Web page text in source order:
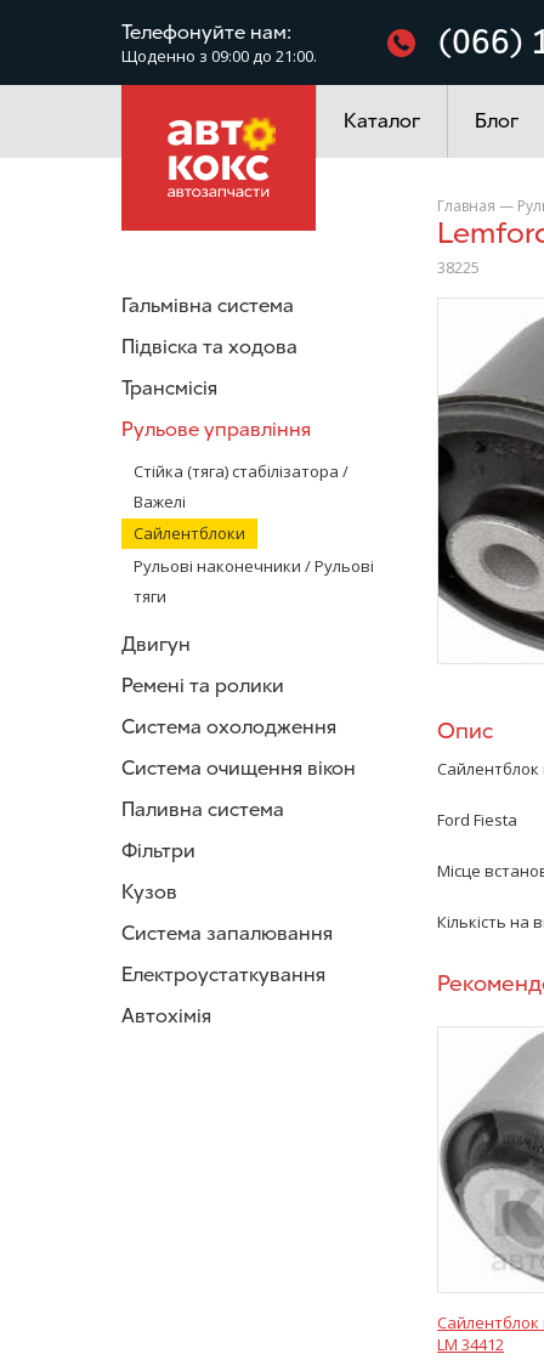
Телефонуйте нам:
Щоденно з 09:00 до 21:00. (066)
Каталог
Електроустаткування
Блог
Гальмівна система
Підвіска та ходова
Трансмісія
Рульове управління
Стійка (тяга) стабілізатора /
Важелі
Сайлентблоки
Рульові наконечники / Рульові
тяги
Двигун
Ремені та ролики
Система охолодження
Система очищення вікон
Паливна система
Фільтри
Кузов
Система запалювання
Електроустаткування
Автохімія
Главная —
38225
Опис
Ford Fiesta
Місце
Кількість на
LM 34412